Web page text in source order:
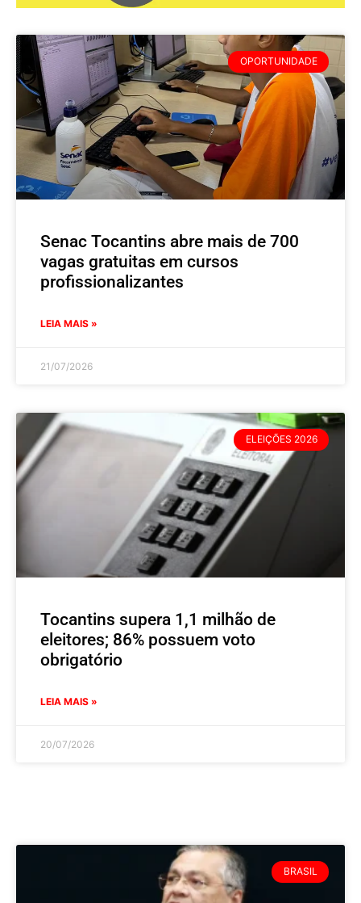
OPORTUNIDADE
Senac Tocantins abre mais de 700
vagas gratuitas em cursos
profissionalizantes
LEIA MAIS »
21/07/2026
ELEIÇÕES 2026
Tocantins supera 1,1 milhão de
eleitores; 86% possuem voto
obrigatório
LEIA MAIS »
20/07/2026
BRASIL